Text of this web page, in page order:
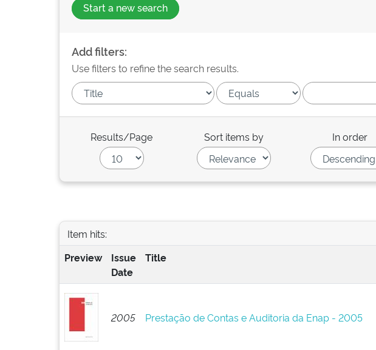
Start a new search
Add filters:
Use filters to refine the search results.
Results/Page Sort items by In order
Item hits:
Preview
Issue
Date
Title
2005 Prestação de Contas e Auditoria da Enap - 2005